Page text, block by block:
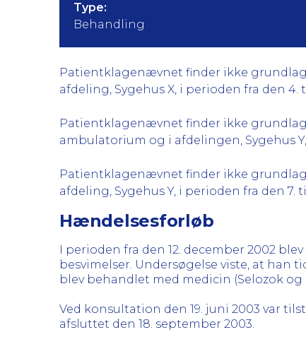
Type:
Behandling
Patientklagenævnet finder ikke
afdeling, Sygehus X, i perioden fra den
Patientklagenævnet finder ikke
ambulatorium og i afdelingen, Sygehus
Patientklagenævnet finder ikke
afdeling, Sygehus Y, i perioden fra den 7.
Hændelsesforløb
I perioden fra den 12. december 2002 blev
besvimelser. Undersøgelse viste, at
blev behandlet med medicin (Selozok
Ved konsultation den 19. juni 2003 var
afsluttet den 18. september 2003.